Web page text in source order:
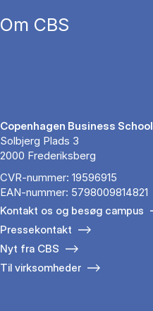
Om CBS
Copenhagen Business School
Solbjerg Plads 3
2000 Frederiksberg
CVR-nummer: 19596915
EAN-nummer: 5798009814821
Kontakt os og besøg campus
Pressekontakt
Nyt fra CBS
Til virksomheder